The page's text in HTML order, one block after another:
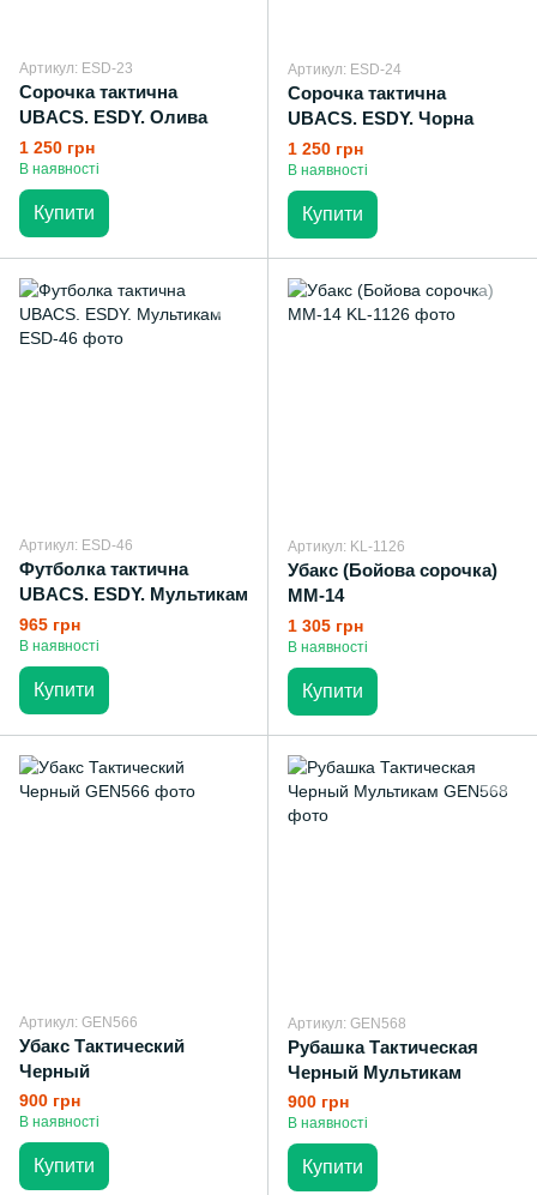
Артикул: ESD-23
Сорочка тактична
UBACS. ESDY. Олива
1 250 грн
В наявності
Купити
Артикул: ESD-24
Сорочка тактична
UBACS. ESDY. Чорна
1 250 грн
В наявності
Купити
Артикул: ESD-46
Футболка тактична
UBACS. ESDY. Мультикам
965 грн
В наявності
Купити
Артикул: KL-1126
Убакс (Бойова сорочка)
ММ-14
1 305 грн
В наявності
Купити
Артикул: GEN566
Убакс Тактический
Черный
900 грн
В наявності
Купити
Артикул: GEN568
Рубашка Тактическая
Черный Мультикам
900 грн
В наявності
Купити